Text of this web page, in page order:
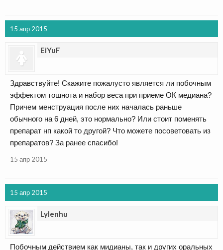
15 апр 2015
EiYuF
Здравствуйте! Скажите пожалусто является ли побочным
эффектом тошнота и набор веса при приеме ОК медиана?
Причем менструация после них началась раньше
обычного на 6 дней, это нормально? Или стоит поменять
препарат нп какой то другой? Что можете посоветовать из
препаратов? За ранее спасибо!
15 апр 2015
15 апр 2015
Lylenhu
Побочным действием как мидианы, так и других оральных